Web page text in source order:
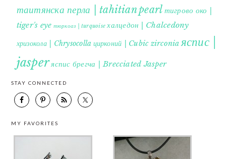
таитянска перла | tahitian pearl тигрово око |
tiger's eye тюркоаз | turquoise халцедон | Chalcedony
хризокола | Chrysocolla цирконий | Cubic zirconia яспис |
jasperяспис брегча | Brecciated Jasper
STAY CONNECTED
MY FAVORITES